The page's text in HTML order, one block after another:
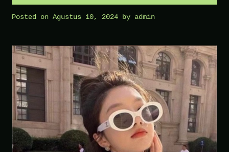
Posted on Agustus 10, 2024 by admin